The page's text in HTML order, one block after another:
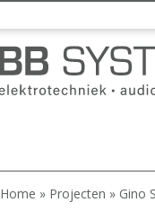
Home » Projecten » Gino